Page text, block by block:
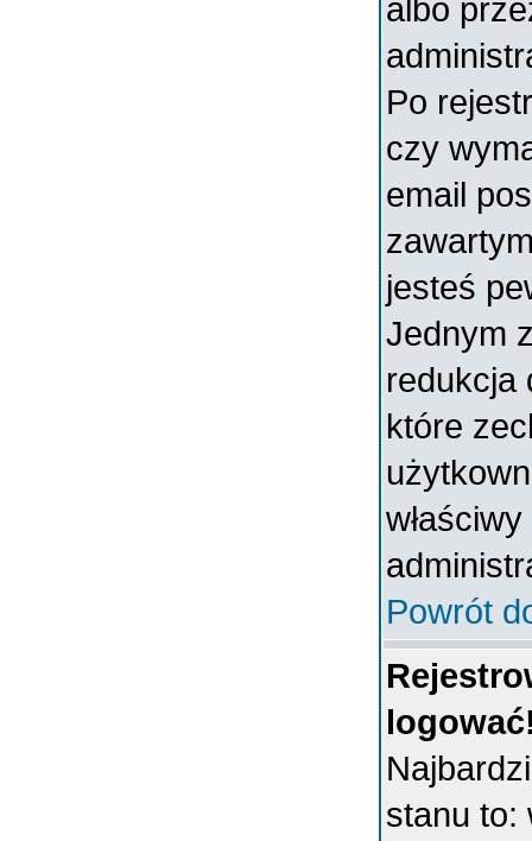
albo
Po
czy
email
jesteś
Jednym
redukcja
które
Powrót
stanu to: